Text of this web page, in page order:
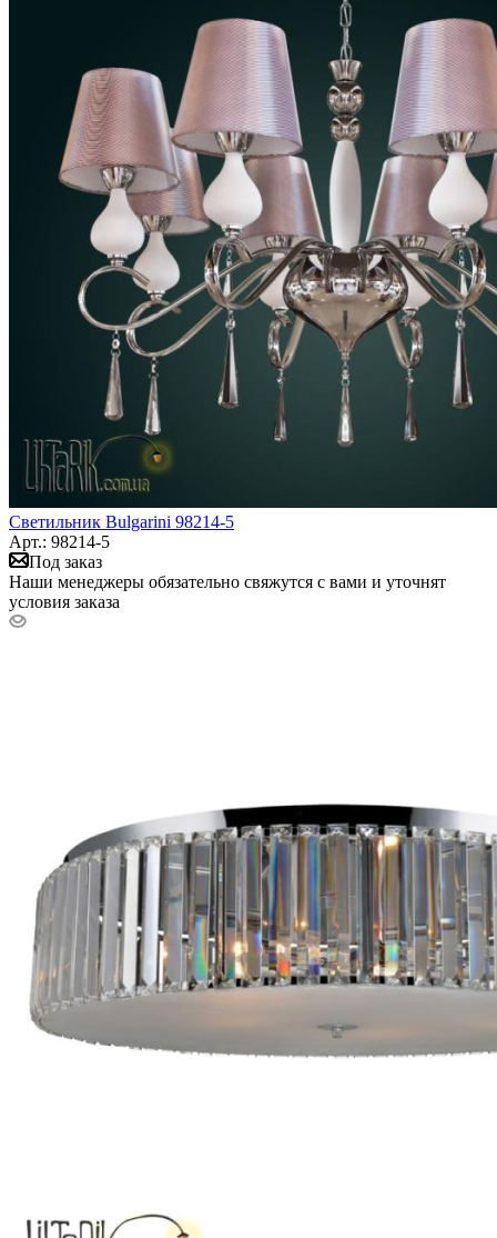
Светильник Bulgarini 98214-5
Арт.: 98214-5
Под заказ
Наши менеджеры обязательно свяжутся с вами и уточнят
условия заказа